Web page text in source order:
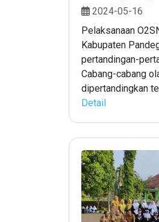
2024-05-16
Pelaksanaan
Kabupaten
pertandingan-
Cabang-cabang
dipertandingkan
Detail